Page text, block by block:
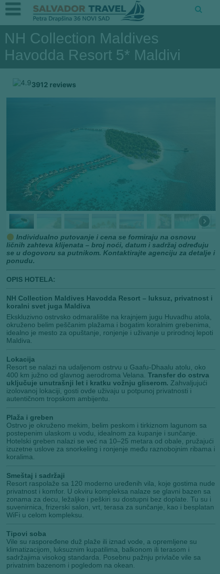
NH Collection Maldives
Havodda Resort 5* Maldivi
Individualno putovanje i cena se formiraju na osnovu
ličnih zahteva klijenata – broj noći, datum i sadržaj određuju
se u dogovoru sa putnikom. Kontaktirajte agenciju za detalje i
ponudu.
OPIS HOTELA:
NH Collection Maldives Havodda Resort – luksuz, privatnost i
koralni svet juga Maldiva
Ekskluzivno ostrvsko odmaralište na krajnjem jugu Huvadhu atola,
okruženo belim peščanim plažama i bogatim koralnim grebenima,
idealno je mesto za opuštanje, ronjenje i uživanje u prirodnoj lepoti
Maldiva.
Lokacija
Resort se nalazi na udaljenom ostrvu u Gaafu-Dhaalu atolu, oko
400 km južno od glavnog aerodroma Velana.Transfer do ostrva
uključuje unutrašnji let i kratku vožnju gliserom. Zahvaljujući
izolovanoj lokaciji, gosti ovde uživaju u potpunoj privatnosti i
autentičnom tropskom ambijentu.
Plaža i greben
Ostrvo je okruženo mekim, belim peskom i tirkiznom lagunom sa
postepenim ulaskom u vodu, idealnom za kupanje i sunčanje.
Hotelski greben nalazi se već na 10–25 metara od obale, pružajući
izuzetne uslove za snorkeling i ronjenje među raznobojnim ribama i
koralima.
Smeštaj i sadržaji
Resort raspolaže sa 120 moderno uređenih vila, koje gostima nude
privatnost i komfor. U okviru kompleksa nalaze se glavni bazen sa
zonama za decu, ležaljke i peškiri su dostupni bez doplate. Tu su i
suvenirnica, frizerski salon, vrt, terasa za sunčanje, kao i besplatan
WiFi u celom kompleksu.
Tipovi soba
Vile su raspoređene duž plaže ili iznad vode, a opremljene su
klimatizacijom, luksuznim kupatilima, balkonom ili terasom i
sadržajima visokog standarda. Posebnu pažnju privlače vile sa
privatnim bazenom i pogledom na okean.